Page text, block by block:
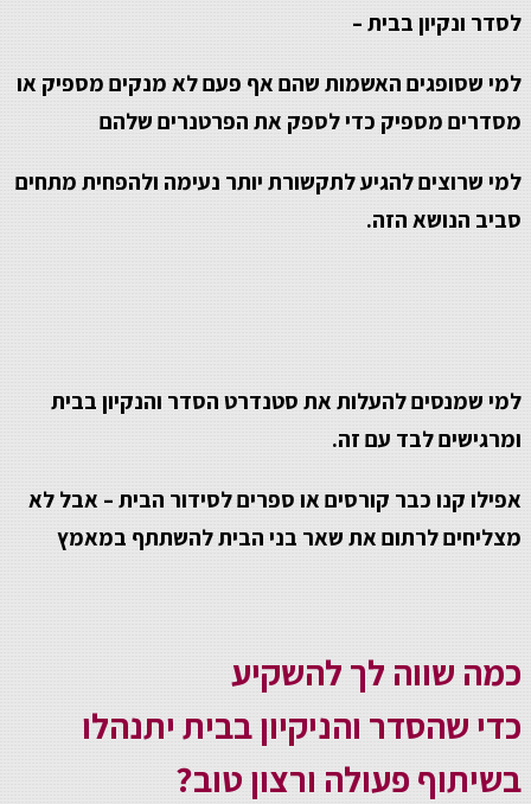
לסדר ונקיון בבית –
למי שסופגים האשמות שהם אף פעם לא מנקים מספיק או
מסדרים מספיק כדי לספק את הפרטנרים שלהם
למי שרוצים להגיע לתקשורת יותר נעימה ולהפחית מתחים
סביב הנושא הזה.
למי שמנסים להעלות את סטנדרט הסדר והנקיון בבית
ומרגישים לבד עם זה.
אפילו קנו כבר קורסים או ספרים לסידור הבית – אבל לא
מצליחים לרתום את שאר בני הבית להשתתף במאמץ
כמה שווה לך להשקיע
כדי שהסדר והניקיון בבית יתנהלו
בשיתוף פעולה ורצון טוב?